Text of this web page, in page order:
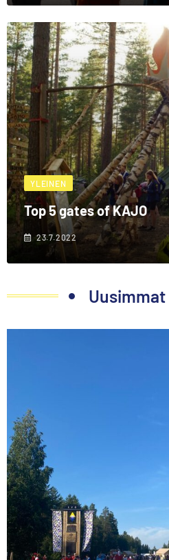
YLEINEN
Top 5 gates of KAJO
23.7.2022